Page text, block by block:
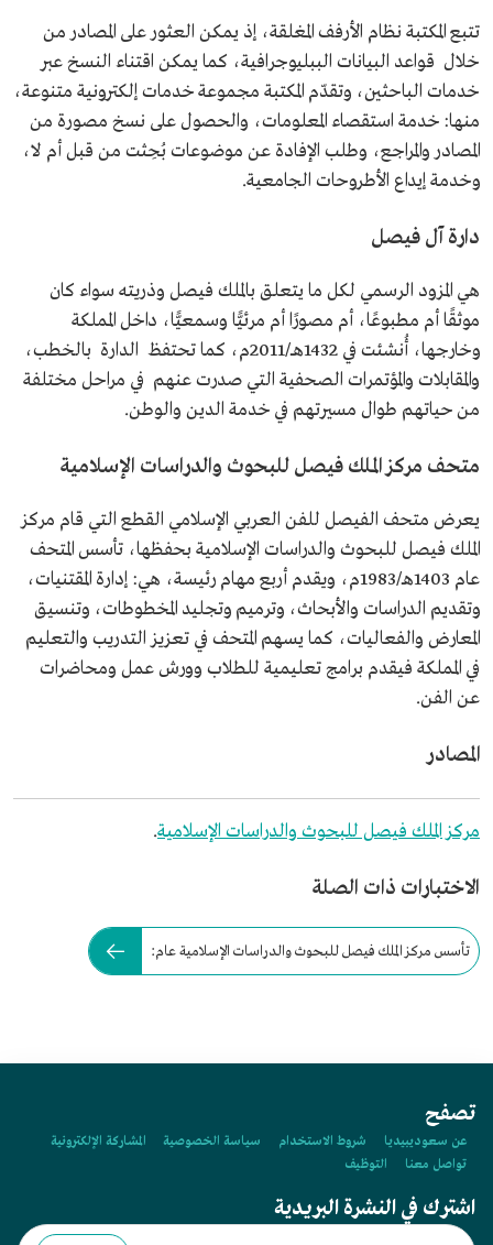
تتبع المكتبة نظام الأرفف المغلقة، إذ يمكن العثور على المصادر من
خلال قواعد البيانات الببليوجرافية، كما يمكن اقتناء النسخ عبر
خدمات الباحثين، وتقدّم المكتبة مجموعة خدمات إلكترونية متنوعة،
منها: خدمة استقصاء المعلومات، والحصول على نسخ مصورة من
المصادر والمراجع، وطلب الإفادة عن موضوعات بُحِثت من قبل أم لا،
وخدمة إيداع الأطروحات الجامعية.
دارة آل فيصل
هي المزود الرسمي لكل ما يتعلق بالملك فيصل وذريته سواء كان
موثقًا أم مطبوعًا، أم مصورًا أم مرئيًّا وسمعيًّا، داخل المملكة
وخارجها، أُنشئت في 1432هــ/2011م، كما تحتفظ الدارة بالخطب،
والمقابلات والمؤتمرات الصحفية التي صدرت عنهم في مراحل مختلفة
من حياتهم طوال مسيرتهم في خدمة الدين والوطن.
متحف مركز الملك فيصل للبحوث والدراسات الإسلامية
يعرض متحف الفيصل للفن العربي الإسلامي القطع التي قام مركز
الملك فيصل للبحوث والدراسات الإسلامية بحفظها، تأسس المتحف
عام 1403هـ/1983م، ويقدم أربع مهام رئيسة، هي: إدارة المقتنيات،
وتقديم الدراسات والأبحاث، وترميم وتجليد المخطوطات، وتنسيق
المعارض والفعاليات، كما يسهم المتحف في تعزيز التدريب والتعليم
في المملكة فيقدم برامج تعليمية للطلاب وورش عمل ومحاضرات
عن الفن.
المصادر
مركز الملك فيصل للبحوث والدراسات الإسلامية.
الاختبارات ذات الصلة
تأسس مركز الملك فيصل للبحوث والدراسات الإسلامية عام:
تصفح
عن سعوديبيديا شروط الاستخدام سياسة الخصوصية
المشاركة الإلكترونية
تواصل معنا
التوظيف
اشترك في النشرة البريدية